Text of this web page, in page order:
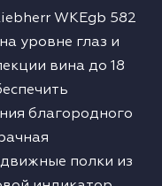
WKEgb 582
уровне глаз и
вина до 18
благородного
полки из